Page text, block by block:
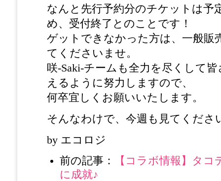
なんと先行予約分のチケットは予
め、受付終了とのことです！
ゲットできなかった方は、一般販
てくださいませ。
咲-Saki-チームも全力を尽くして
えるように努力しますので、
何卒宜しくお願いいたします。
そんなわけで、今週も見てくださ
by エコロジ
前の記事：
【コラボ情報】タコ
に成就♪